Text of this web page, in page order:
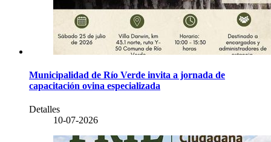
Municipalidad de Río Verde invita a jornada de
capacitación ovina especializada
Detalles
10-07-2026